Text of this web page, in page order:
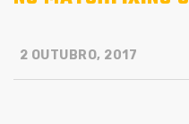
2 OUTUBRO, 2017